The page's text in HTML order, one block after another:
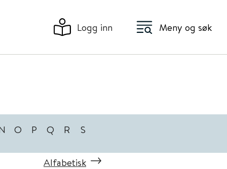
Logg inn Meny og søk
O P Q R S
Alfabetisk